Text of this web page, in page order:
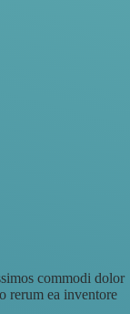
commodi dolor
rerum ea inventore